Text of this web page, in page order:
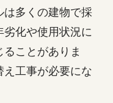
は多くの建物で採
化や使用状況に
ことがありま
工事が必要にな